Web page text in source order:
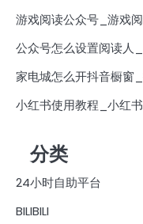
游戏阅读公众号_游戏
公众号怎么设置阅读人
家电城怎么开抖音橱窗
小红书使用教程_小红
分类
24小时自助平台
BILIBILI